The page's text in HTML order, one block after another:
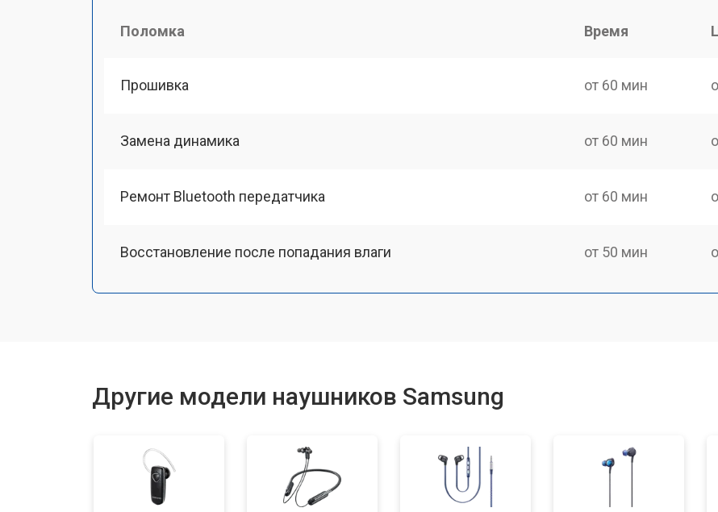
Поломка Время
Прошивка от 60 мин
Замена динамика от 60 мин
Ремонт Bluetooth передатчика от 60 мин
Восстановление после попадания влаги от 50 мин
Другие модели наушников Samsung